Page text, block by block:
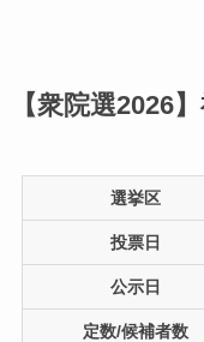
【衆院選2026
選挙区
投票日
公示日
定数/候補者数